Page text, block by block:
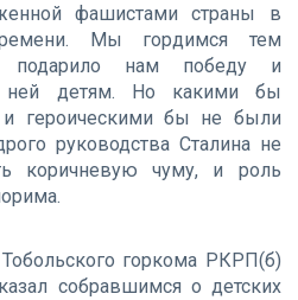
фашистами страны в
Мы гордимся тем
подарило нам победу и
ней детям. Но какими бы
героическими бы не были
руководства Сталина не
коричневую чуму, и роль
горкома РКРП(б)
собравшимся о детских